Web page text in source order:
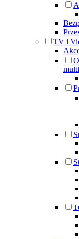
TV i